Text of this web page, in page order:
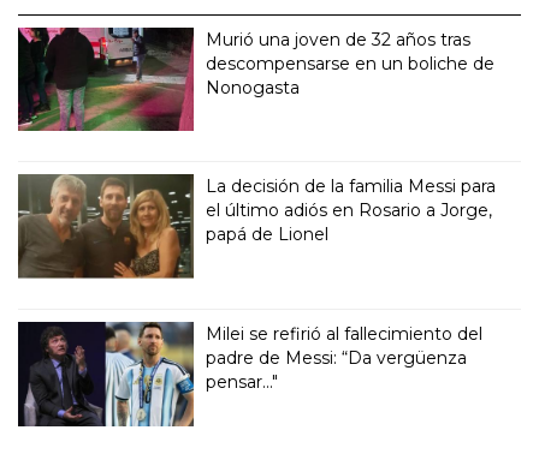
Murió una joven de 32 años tras
descompensarse en un boliche de
Nonogasta
La decisión de la familia Messi para
el último adiós en Rosario a Jorge,
papá de Lionel
Milei se refirió al fallecimiento del
padre de Messi: “Da vergüenza
pensar..."